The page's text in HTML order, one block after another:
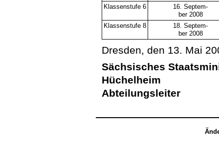
Klassenstufe 6
16. Septem-
ber 2008
Klassenstufe 8
18. Septem-
ber 2008
Dresden, den 13. Mai
Sächsisches
Hüchelheim
Abteilungsleiter